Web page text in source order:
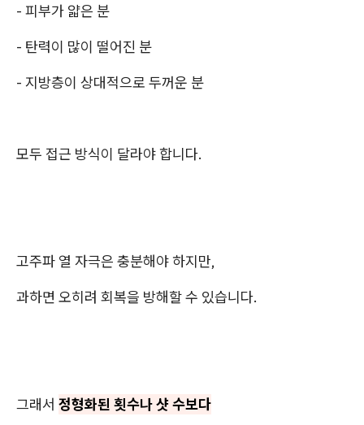
- 피부가 얇은 분
- 탄력이 많이 떨어진 분
- 지방층이 상대적으로 두꺼운 분
모두 접근 방식이 달라야 합니다.
고주파 열 자극은 충분해야 하지만,
과하면 오히려 회복을 방해할 수 있습니다.
그래서 정형화된 횟수나 샷 수보다